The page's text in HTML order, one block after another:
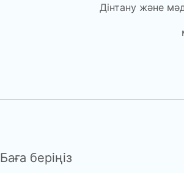
Дінтану және
Баға беріңіз